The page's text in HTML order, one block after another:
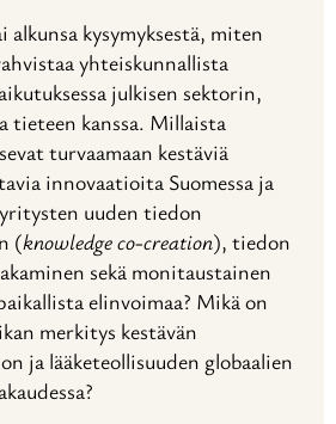
alkunsa kysymyksestä, miten
yhteiskunnallista
julkisen sektorin,
tieteen kanssa. Millaista
turvaamaan kestäviä
innovaatioita Suomessa ja
uuden tiedon
(knowledgeco-creation), tiedon
sekä monitaustainen
elinvoimaa? Mikä on
merkitys kestävän
ja lääketeollisuuden globaalien